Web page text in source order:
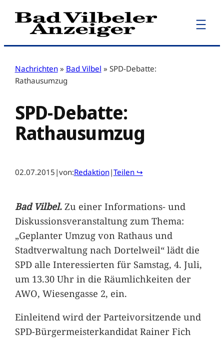
Zum
Inhalt
Nachrichten » Bad Vilbel » SPD-Debatte:
Rathausumzug
SPD-Debatte:
Rathausumzug
02.07.2015 |von:Redaktion|Teilen ↪
Bad Vilbel.Zu einer Informations- und
Diskussionsveranstaltung zum Thema:
„Geplanter Umzug von Rathaus und
Stadtverwaltung nach Dortelweil“ lädt die
SPD alle Interessierten für Samstag, 4. Juli,
um 13.30 Uhr in die Räumlichkeiten der
AWO, Wiesengasse 2, ein.
Einleitend wird der Parteivorsitzende und
SPD-Bürgermeisterkandidat Rainer Fich